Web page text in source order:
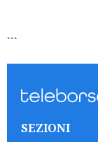
```
SEZIONI